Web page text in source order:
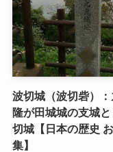
波切城（波切砦）
隆が田城城の支城
切城【日本の歴史
集】